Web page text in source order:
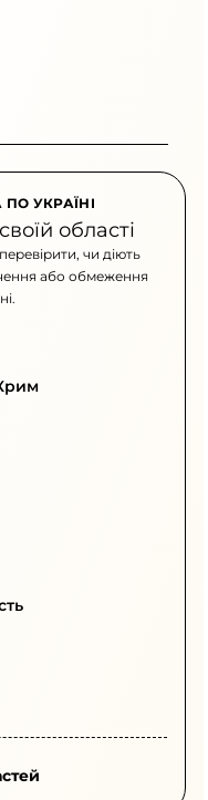
УКРАЇНІ
області
чи діють
або обмеження